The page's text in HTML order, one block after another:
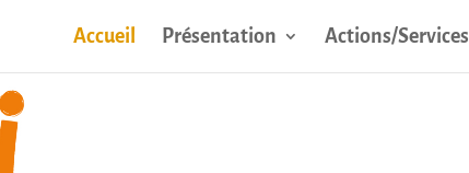
Accueil Présentation Actions/Services